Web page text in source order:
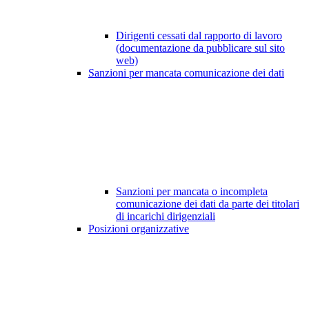
Dirigenti cessati dal rapporto di lavoro
(documentazione da pubblicare sul sito
web)
Sanzioni per mancata comunicazione dei dati
Sanzioni per mancata o incompleta
comunicazione dei dati da parte dei titolari
di incarichi dirigenziali
Posizioni organizzative